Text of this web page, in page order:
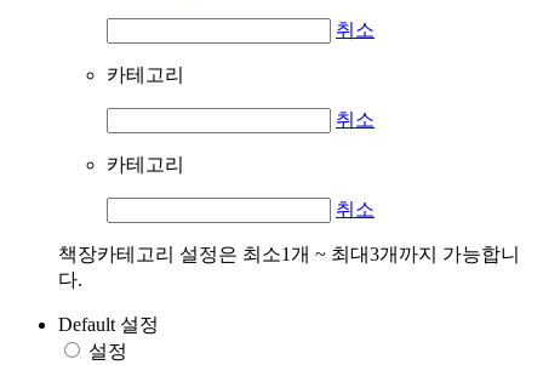
취소
카테고리
취소
카테고리
취소
책장카테고리 설정은 최소1개 ~ 최대3개까지 가능합니
다.
Default 설정
설정